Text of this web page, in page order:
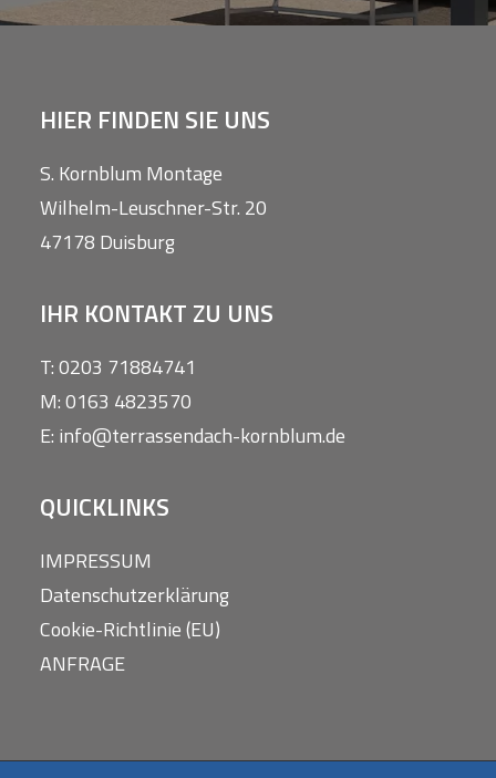
HIER FINDEN SIE UNS
S. Kornblum Montage
Wilhelm-Leuschner-Str. 20
47178 Duisburg
IHR KONTAKT ZU UNS
T: 0203 71884741
M: 0163 4823570
E: info@terrassendach-kornblum.de
QUICKLINKS
IMPRESSUM
Datenschutzerklärung
Cookie-Richtlinie (EU)
ANFRAGE